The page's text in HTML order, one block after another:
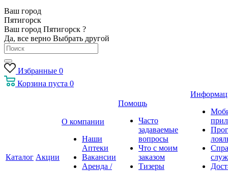
Ваш город
Пятигорск
Ваш город Пятигорск ?
Да, все верно Выбрать другой
Избранные 0
Корзина пуста 0
Каталог Акции
О компании
Наши
Аптеки
Вакансии
Аренда /
Помощь
Часто
задаваемые
вопросы
Что с моим
заказом
Тизеры